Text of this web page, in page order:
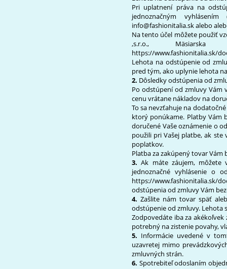
Pri uplatnení práva na
jednoznačným
info@fashionitalia.sk alebo
Na tento účel môžete použiť
,s.r.o.,
https://www.fashionitalia.sk/
Lehota na odstúpenie od
pred tým, ako uplynie lehota
2. Dôsledky odstúpenia od
Po odstúpení od zmluvy Vám
cenu vrátane nákladov na
To sa nevzťahuje na
ktorý ponúkame. Platby Vám
doručené Vaše oznámenie o
použili pri Vašej platbe, ak
poplatkov.
Platba za zakúpený tovar
3.Ak máte záujem,
jednoznačné vyhlásenie o
https://www.fashionitalia.sk/
odstúpenia od zmluvy Vám
4. Zašlite nám tovar späť
odstúpenie od zmluvy. Lehota
Zodpovedáte iba za
potrebný na zistenie povahy,
5. Informácie uvedené v
uzavretej mimo
zmluvných strán.
6. Spotrebiteľ odoslaním